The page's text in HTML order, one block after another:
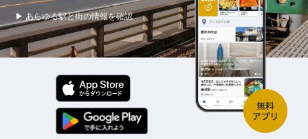
▶ あらゆる駅と街の情報を確認